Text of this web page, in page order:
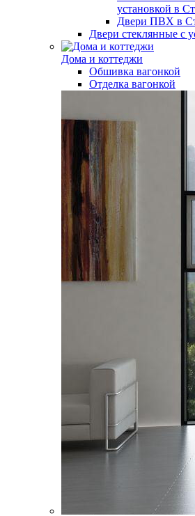
установкой в
Двери ПВХ в
Двери стеклянные с
Дома и коттеджи
Обшивка вагонкой
Отделка вагонкой